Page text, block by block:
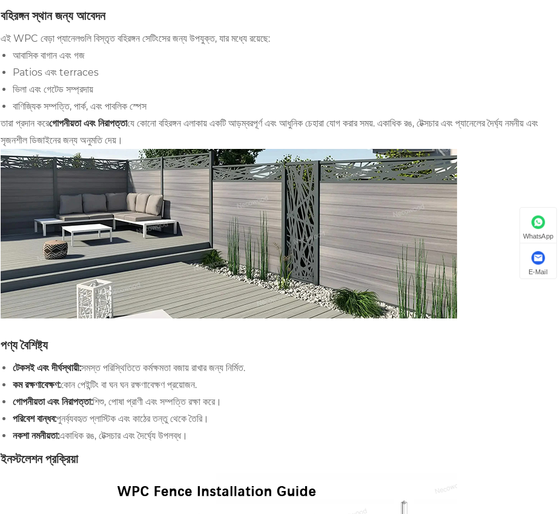
বহিরঙ্গন স্থান জন্য আবেদন
এই WPC বেড়া প্যানেলগুলি বিস্তৃত বহিরঙ্গন সেটিংসের জন্য উপযুক্ত, যার মধ্যে রয়েছে:
আবাসিক বাগান এবং গজ
Patios এবং terraces
ভিলা এবং গেটেড সম্প্রদায়
বাণিজ্যিক সম্পত্তি, পার্ক, এবং পাবলিক স্পেস
তারা প্রদান করেগোপনীয়তা এবং নিরাপত্তাযে কোনো বহিরঙ্গন এলাকায় একটি আড়ম্বরপূর্ণ এবং আধুনিক চেহারা যোগ করার সময়. একাধিক রঙ, টেক্সচার এবং প্যানেলের দৈর্ঘ্য নমনীয় এবং
সৃজনশীল ডিজাইনের জন্য অনুমতি দেয়।
পণ্য বৈশিষ্ট্য
টেকসই এবং দীর্ঘস্থায়ী:সমস্ত পরিস্থিতিতে কর্মক্ষমতা বজায় রাখার জন্য নির্মিত.
কম রক্ষণাবেক্ষণ:কোন পেইন্টিং বা ঘন ঘন রক্ষণাবেক্ষণ প্রয়োজন.
গোপনীয়তা এবং নিরাপত্তা:শিশু, পোষা প্রাণী এবং সম্পত্তি রক্ষা করে।
পরিবেশ বান্ধব:পুনর্ব্যবহৃত প্লাস্টিক এবং কাঠের তন্তু থেকে তৈরি।
নকশা নমনীয়তা:একাধিক রঙ, টেক্সচার এবং দৈর্ঘ্যে উপলব্ধ।
ইনস্টলেশন প্রক্রিয়া
WhatsApp
E-Mail